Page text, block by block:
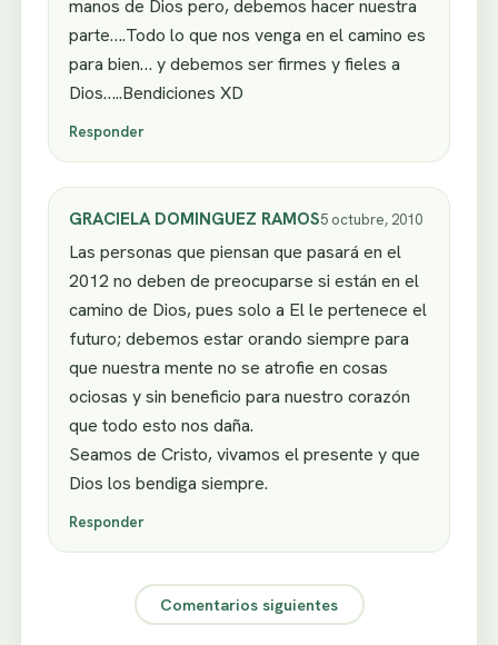
manos de Dios pero, debemos hacer nuestra
parte….Todo lo que nos venga en el camino es
para bien… y debemos ser firmes y fieles a
Dios…..Bendiciones XD
Responder
GRACIELA DOMINGUEZ RAMOS5 octubre, 2010
Las personas que piensan que pasará en el
2012 no deben de preocuparse si están en el
camino de Dios, pues solo a El le pertenece el
futuro; debemos estar orando siempre para
que nuestra mente no se atrofie en cosas
ociosas y sin beneficio para nuestro corazón
que todo esto nos daña.
Seamos de Cristo, vivamos el presente y que
Dios los bendiga siempre.
Responder
Comentarios siguientes